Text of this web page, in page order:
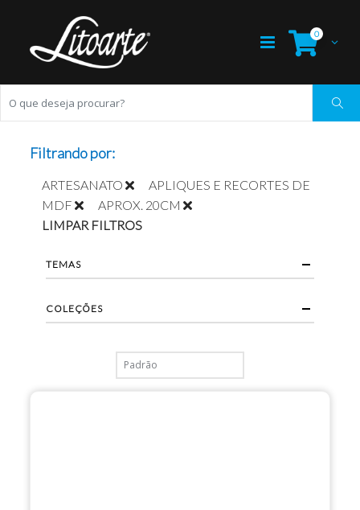
0
Filtrando por:
ARTESANATO
APLIQUES E RECORTES DE
MDF
APROX. 20CM
LIMPAR FILTROS
TEMAS
COLEÇÕES